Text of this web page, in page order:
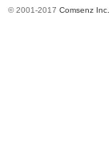
© 2001-2017 Comsenz Inc.